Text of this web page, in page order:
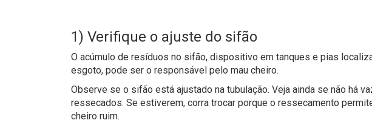
1) Verifique o ajuste do sifão
O acúmulo de resíduos no sifão, dispositivo em tanques e pias
esgoto, pode ser o responsável pelo mau cheiro.
Observe se o sifão está ajustado na tubulação. Veja ainda se não há
ressecados. Se estiverem, corra trocar porque o ressecamento
cheiro ruim.